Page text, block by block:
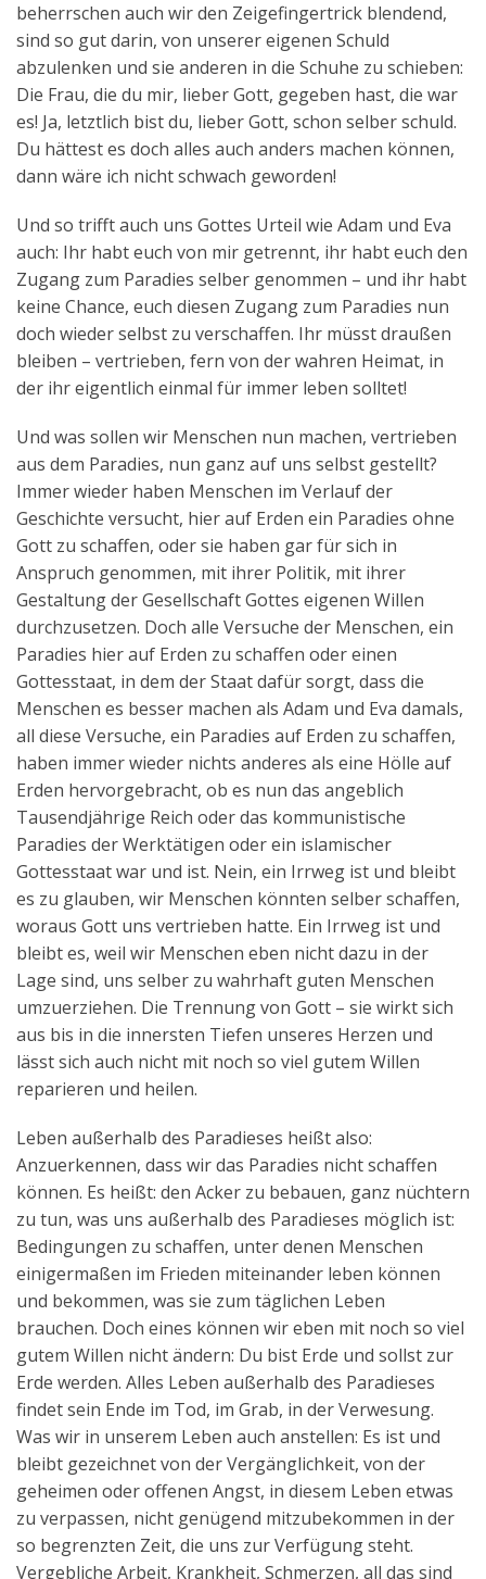
beherrschen auch wir den Zeigefingertrick blendend,
sind so gut darin, von unserer eigenen Schuld
abzulenken und sie anderen in die Schuhe zu schieben:
Die Frau, die du mir, lieber Gott, gegeben hast, die war
es! Ja, letztlich bist du, lieber Gott, schon selber schuld.
Du hättest es doch alles auch anders machen können,
dann wäre ich nicht schwach geworden!
Und so trifft auch uns Gottes Urteil wie Adam und Eva
auch: Ihr habt euch von mir getrennt, ihr habt euch den
Zugang zum Paradies selber genommen – und ihr habt
keine Chance, euch diesen Zugang zum Paradies nun
doch wieder selbst zu verschaffen. Ihr müsst draußen
bleiben – vertrieben, fern von der wahren Heimat, in
der ihr eigentlich einmal für immer leben solltet!
Und was sollen wir Menschen nun machen, vertrieben
aus dem Paradies, nun ganz auf uns selbst gestellt?
Immer wieder haben Menschen im Verlauf der
Geschichte versucht, hier auf Erden ein Paradies ohne
Gott zu schaffen, oder sie haben gar für sich in
Anspruch genommen, mit ihrer Politik, mit ihrer
Gestaltung der Gesellschaft Gottes eigenen Willen
durchzusetzen. Doch alle Versuche der Menschen, ein
Paradies hier auf Erden zu schaffen oder einen
Gottesstaat, in dem der Staat dafür sorgt, dass die
Menschen es besser machen als Adam und Eva damals,
all diese Versuche, ein Paradies auf Erden zu schaffen,
haben immer wieder nichts anderes als eine Hölle auf
Erden hervorgebracht, ob es nun das angeblich
Tausendjährige Reich oder das kommunistische
Paradies der Werktätigen oder ein islamischer
Gottesstaat war und ist. Nein, ein Irrweg ist und bleibt
es zu glauben, wir Menschen könnten selber schaffen,
woraus Gott uns vertrieben hatte. Ein Irrweg ist und
bleibt es, weil wir Menschen eben nicht dazu in der
Lage sind, uns selber zu wahrhaft guten Menschen
umzuerziehen. Die Trennung von Gott – sie wirkt sich
aus bis in die innersten Tiefen unseres Herzen und
lässt sich auch nicht mit noch so viel gutem Willen
reparieren und heilen.
Leben außerhalb des Paradieses heißt also:
Anzuerkennen, dass wir das Paradies nicht schaffen
können. Es heißt: den Acker zu bebauen, ganz nüchtern
zu tun, was uns außerhalb des Paradieses möglich ist:
Bedingungen zu schaffen, unter denen Menschen
einigermaßen im Frieden miteinander leben können
und bekommen, was sie zum täglichen Leben
brauchen. Doch eines können wir eben mit noch so viel
gutem Willen nicht ändern: Du bist Erde und sollst zur
Erde werden. Alles Leben außerhalb des Paradieses
findet sein Ende im Tod, im Grab, in der Verwesung.
Was wir in unserem Leben auch anstellen: Es ist und
bleibt gezeichnet von der Vergänglichkeit, von der
geheimen oder offenen Angst, in diesem Leben etwas
zu verpassen, nicht genügend mitzubekommen in der
so begrenzten Zeit, die uns zur Verfügung steht.
Vergebliche Arbeit, Krankheit, Schmerzen, all das sind